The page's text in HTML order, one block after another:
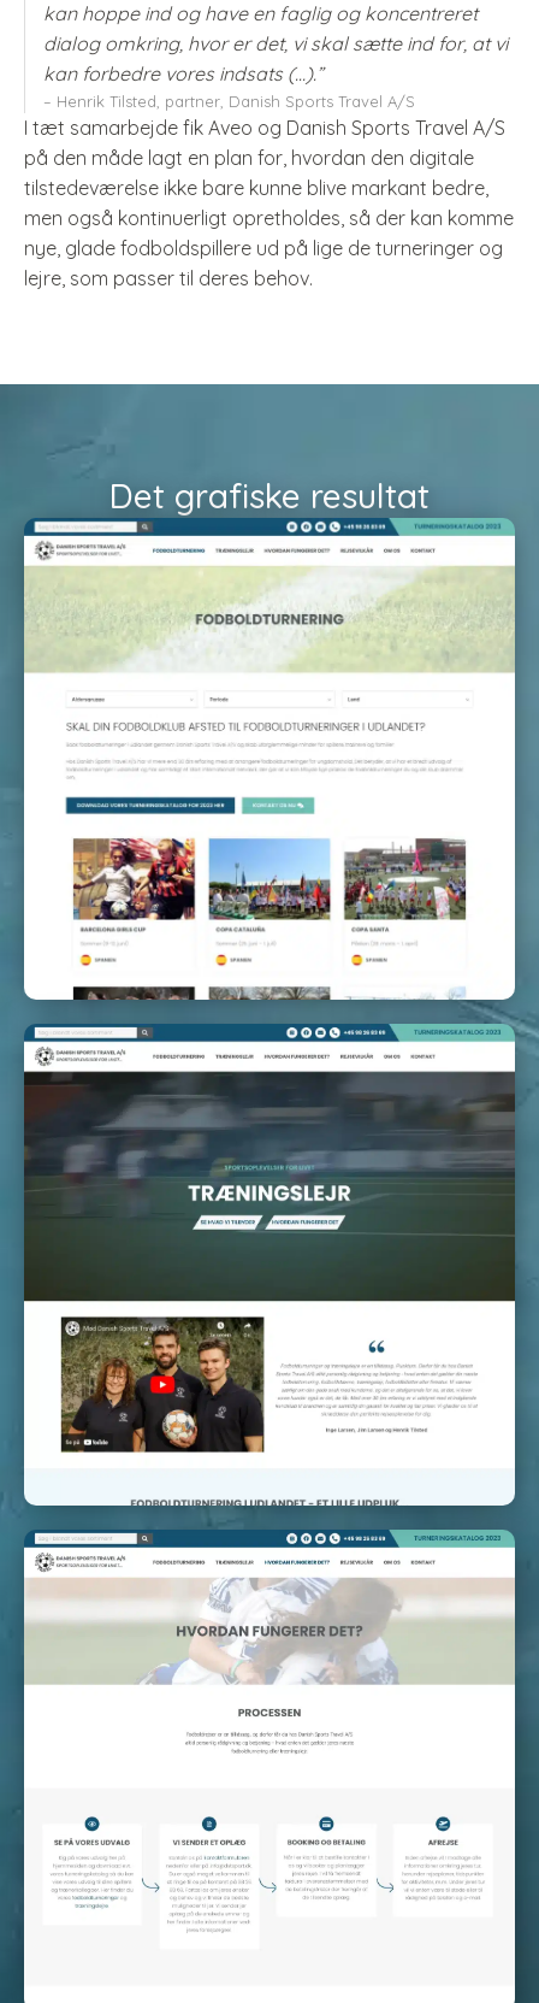
kan hoppe ind og have en faglig og koncentreret
dialog omkring, hvor er det, vi skal sætte ind for, at vi
kan forbedre vores indsats (…).”
– Henrik Tilsted, partner, Danish Sports Travel A/S
I tæt samarbejde fik Aveo og Danish Sports Travel A/S
på den måde lagt en plan for, hvordan den digitale
tilstedeværelse ikke bare kunne blive markant bedre,
men også kontinuerligt opretholdes, så der kan komme
nye, glade fodboldspillere ud på lige de turneringer og
lejre, som passer til deres behov.
Det grafiske resultat